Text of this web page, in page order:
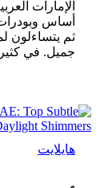
أساس
ثم يتساءلون
جميل. في
هايلايت